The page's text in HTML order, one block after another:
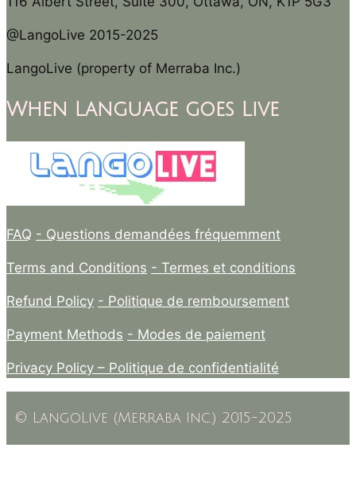
@LangoLive 2015-2025
LangoLive (property of Merraba Inc.)
When Language goes Live
FAQ - Questions demandées fréquemment
Terms and Conditions - Termes et conditions
Refund Policy - Politique de remboursement
Payment Methods - Modes de paiement
Privacy Policy – Politique de confidentialité
© LangoLive (Merraba Inc.) 2015-2025